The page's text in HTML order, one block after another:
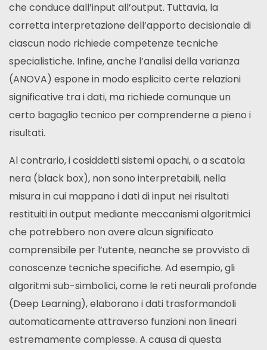
che conduce dall’input all’output. Tuttavia, la
corretta interpretazione dell’apporto decisionale di
ciascun nodo richiede competenze tecniche
specialistiche. Infine, anche l’analisi della varianza
(ANOVA) espone in modo esplicito certe relazioni
significative tra i dati, ma richiede comunque un
certo bagaglio tecnico per comprenderne a pieno i
risultati.
Al contrario, i cosiddetti sistemi opachi, o a scatola
nera (black box), non sono interpretabili, nella
misura in cui mappano i dati di input nei risultati
restituiti in output mediante meccanismi algoritmici
che potrebbero non avere alcun significato
comprensibile per l’utente, neanche se provvisto di
conoscenze tecniche specifiche. Ad esempio, gli
algoritmi sub-simbolici, come le reti neurali profonde
(Deep Learning), elaborano i dati trasformandoli
automaticamente attraverso funzioni non lineari
estremamente complesse. A causa di questa